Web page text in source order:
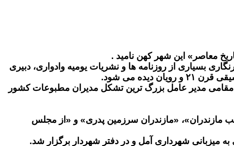
معاصر» این شهر کهن نامید .
بسیاری از روزنامه ها و نشریات یومیه وادواری، دبیری
مدیر عامل بزرگ ترین تشکل مدیران مطبوعات کشور
مازندران»، «مازندران سرزمین پدری» و «از مجلس